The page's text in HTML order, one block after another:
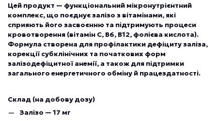
Цей продукт — функціональний мікронутрієнтний
комплекс, що поєднує залізо з вітамінами, які
сприяють його засвоєнню та підтримують процеси
кровотворення (вітамін C, B6, B12, фолієва кислота).
Формула створена для профілактики дефіциту заліза,
корекції субклінічних та початкових форм
залізодефіцитної анемії, а також для підтримки
загального енергетичного обміну й працездатності.
Склад (на добову дозу)
Залізо — 17 мг